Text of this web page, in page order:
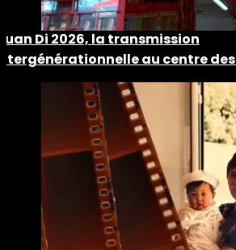
Di 2026, la transmission
au centre